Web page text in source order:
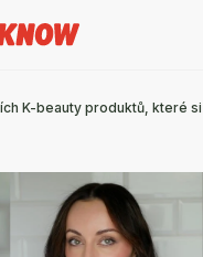
K-beauty produktů, které